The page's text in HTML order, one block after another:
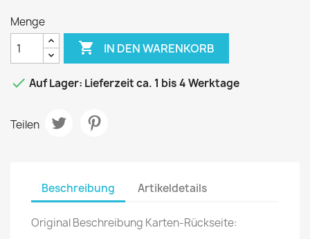
Menge
 IN DEN WARENKORB
 Auf Lager: Lieferzeit ca. 1 bis 4 Werktage
Teilen
Beschreibung Artikeldetails
Original Beschreibung Karten-Rückseite: